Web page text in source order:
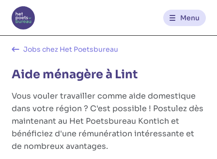
Menu
Contact
Jobs chez Het Poetsbureau
Aide ménagère à Lint
Vous vouler travailler comme aide domestique
dans votre région ? C'est possible ! Postulez dès
maintenant au Het Poetsbureau Kontich et
bénéficiez d'une rémunération intéressante et
de nombreux avantages.